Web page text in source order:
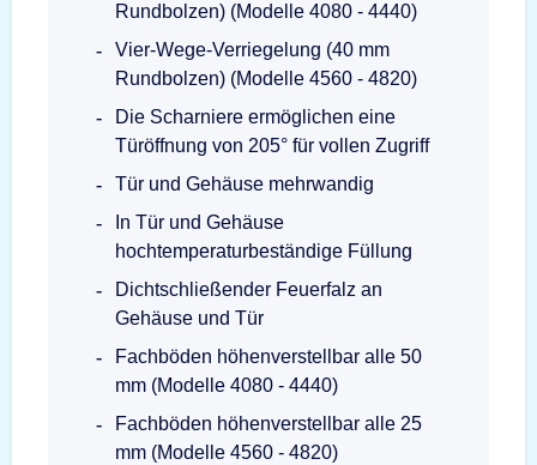
Rundbolzen) (Modelle 4080 - 4440)
Vier-Wege-Verriegelung (40 mm
Rundbolzen) (Modelle 4560 - 4820)
Die Scharniere ermöglichen eine
Türöffnung von 205° für vollen Zugriff
Tür und Gehäuse mehrwandig
In Tür und Gehäuse
hochtemperaturbeständige Füllung
Dichtschließender Feuerfalz an
Gehäuse und Tür
Fachböden höhenverstellbar alle 50
mm (Modelle 4080 - 4440)
Fachböden höhenverstellbar alle 25
mm (Modelle 4560 - 4820)